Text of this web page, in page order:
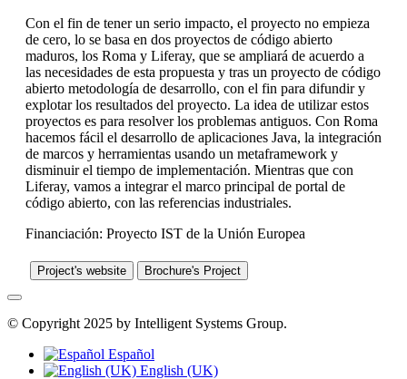
Con el fin de tener un serio impacto, el proyecto no empieza
de cero, lo se basa en dos proyectos de código abierto
maduros, los Roma y Liferay, que se ampliará de acuerdo a
las necesidades de esta propuesta y tras un proyecto de código
abierto metodología de desarrollo, con el fin para difundir y
explotar los resultados del proyecto. La idea de utilizar estos
proyectos es para resolver los problemas antiguos. Con Roma
hacemos fácil el desarrollo de aplicaciones Java, la integración
de marcos y herramientas usando un metaframework y
disminuir el tiempo de implementación. Mientras que con
Liferay, vamos a integrar el marco principal de portal de
código abierto, con las referencias industriales.
Financiación: Proyecto IST de la Unión Europea
Project's website Brochure's Project
© Copyright 2025 by Intelligent Systems Group.
Español
English (UK)